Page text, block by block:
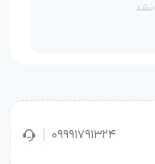
نشد
09991791324